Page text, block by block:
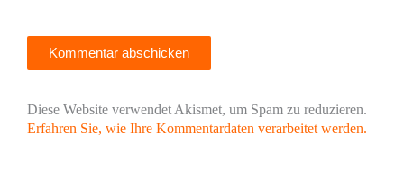
Diese Website verwendet Akismet, um Spam zu reduzieren.
Erfahren Sie, wie Ihre Kommentardaten verarbeitet werden.